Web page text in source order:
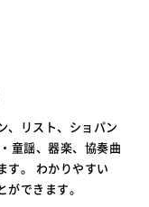
、リスト、ショパン
童謡、器楽、協奏曲
す。 わかりやすい
できます。